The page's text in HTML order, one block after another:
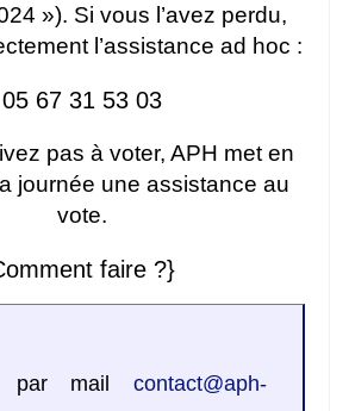
»). Si vous l’avez perdu,
l’assistance ad hoc :
05 67 31 53 03
pas à voter, APH met en
journée une assistance au
vote.
faire ?}
par mail contact@aph-